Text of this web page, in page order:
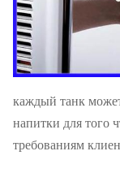
каждый танк
напитки для того
требованиям